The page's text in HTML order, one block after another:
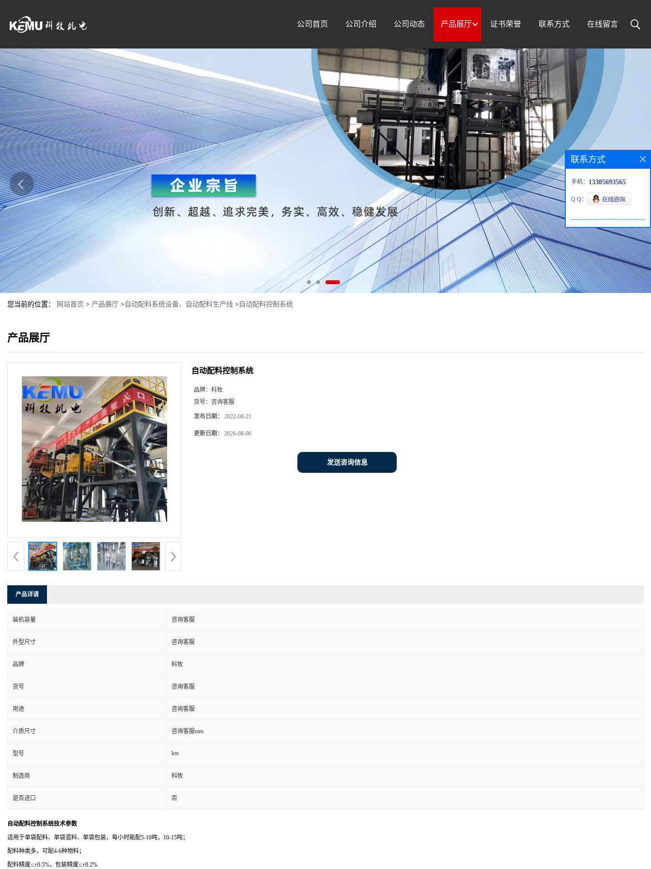
公司首页 公司介绍 公司动态 产品展厅 证书荣誉 联系方式 在线留言
您当前的位置： 网站首页 > 产品展厅 > 自动配料系统设备、自动配料生产线 > 自动配料控制系统
产品展厅
自动配料控制系统
品牌： 科牧
货号： 咨询客服
发布日期： 2022-08-21
更新日期： 2026-08-06
发送咨询信息
产品详请
装机容量 咨询客服
外型尺寸 咨询客服
品牌 科牧
货号 咨询客服
用途 咨询客服
介质尺寸 咨询客服mm
型号 km
制造商 科牧
是否进口 否
自动配料控制系统技术参数
适用于单袋配料、单袋混料、单袋包装，每小时能配5-10吨， 10-15吨；
配料种类多，可配4-6种物料；
配料精度≤±0.5%，包装精度≤±0.2%
联系方式
手机： 13305693565
Q Q：